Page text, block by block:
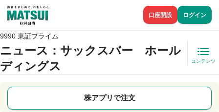
口座開設 ログイン
9990 東証プライム
ニュース ：サックスバー ホール
ディングス
コンテンツ
株アプリで注文